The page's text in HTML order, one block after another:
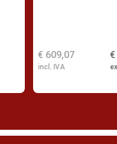
€
€ 609,07
incl. IVA